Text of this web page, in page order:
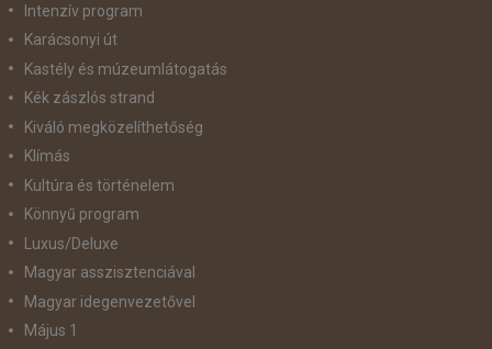
Intenzív program
Karácsonyi út
Kastély és múzeumlátogatás
Kék zászlós strand
Kiváló megközelíthetőség
Klímás
Kultúra és történelem
Könnyű program
Luxus/Deluxe
Magyar asszisztenciával
Magyar idegenvezetővel
Május 1